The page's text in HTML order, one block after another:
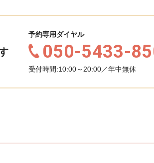
予約専用ダイヤル
050-5433-
受付時間:10:00～20:00／年中無休